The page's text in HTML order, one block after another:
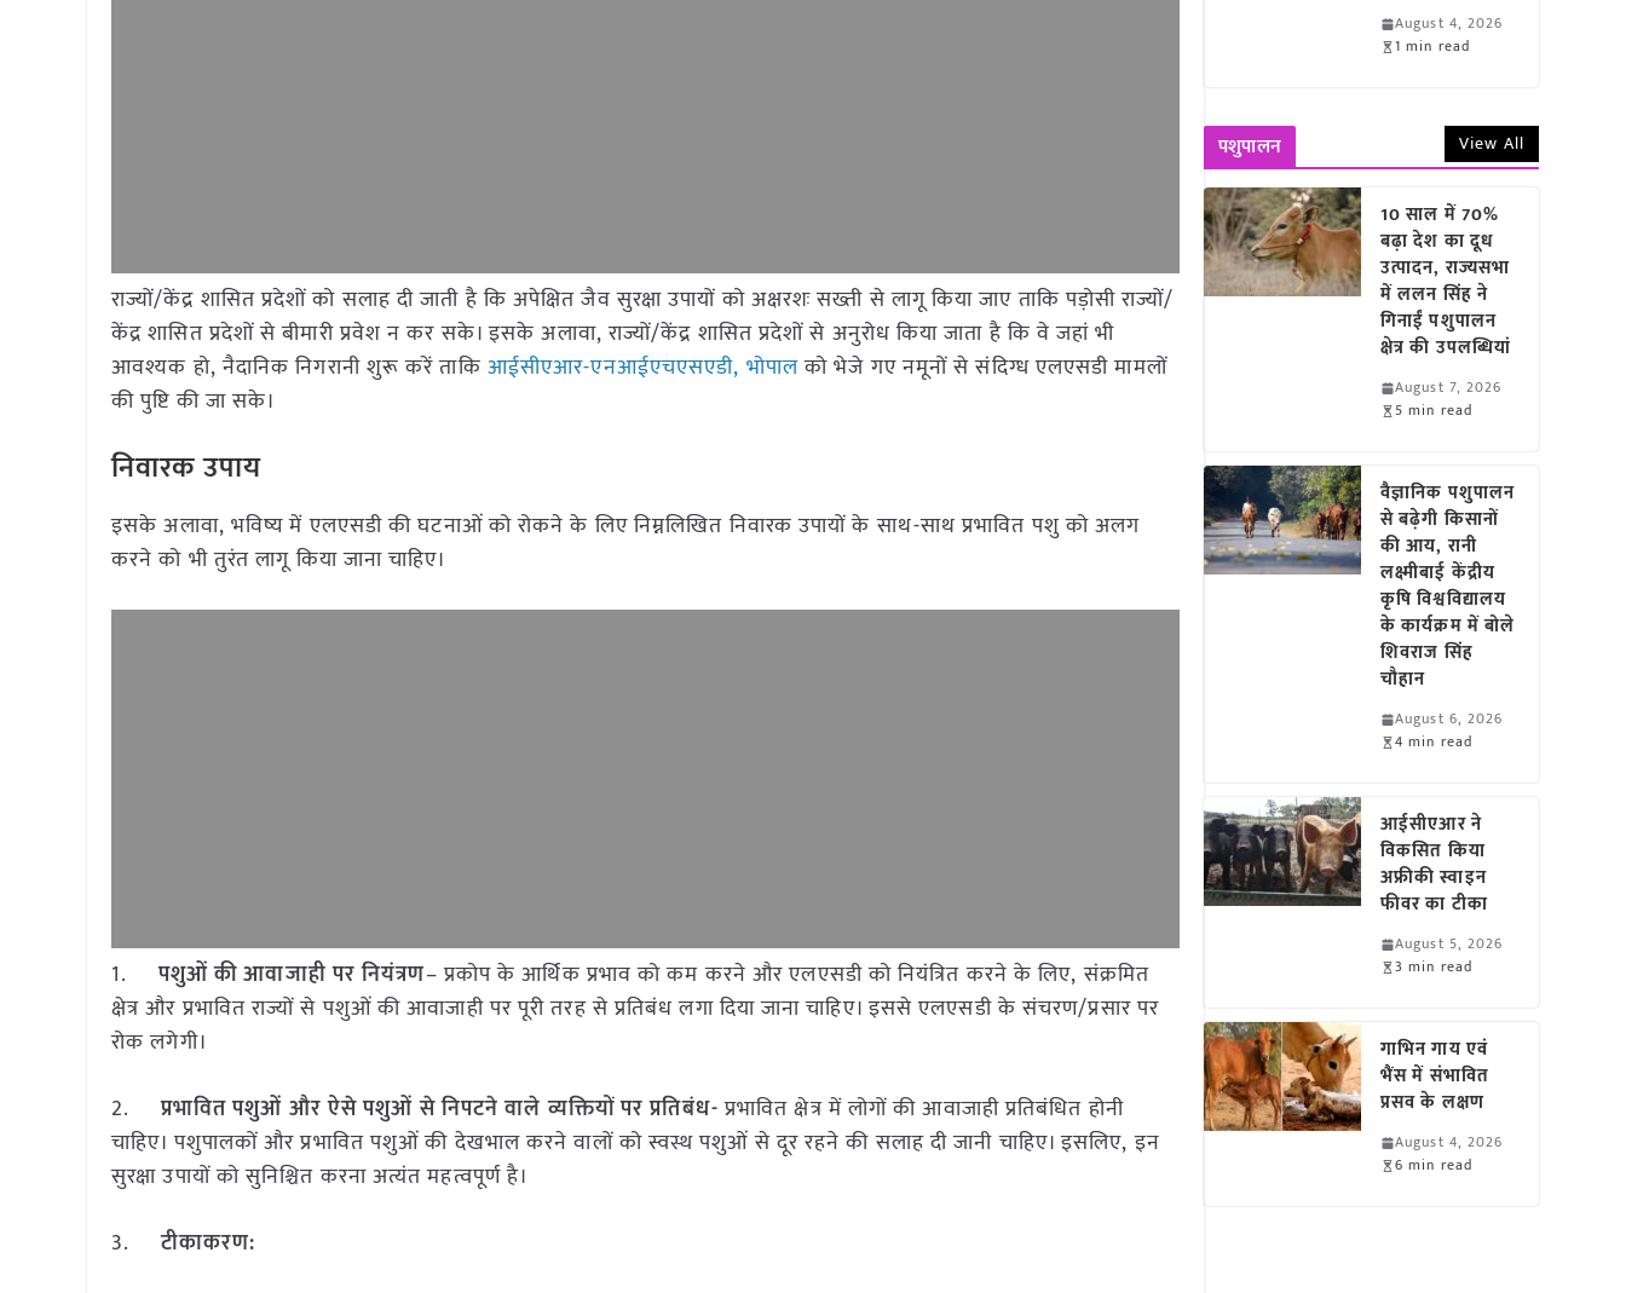
राज्यों/केंद्र शासित प्रदेशों को सलाह दी जाती है कि अपेक्षित जैव सुरक्षा उपायों को अक्षरशः सख्ती से लागू किया जाए ताकि पड़ोसी राज्यों/
केंद्र शासित प्रदेशों से बीमारी प्रवेश न कर सके। इसके अलावा, राज्यों/केंद्र शासित प्रदेशों से अनुरोध किया जाता है कि वे जहां भी
आवश्यक हो, नैदानिक निगरानी शुरू करें ताकि आईसीएआर-एनआईएचएसएडी, भोपालको भेजे गए नमूनों से संदिग्ध एलएसडी मामलों
की पुष्टि की जा सके।
निवारक उपाय
इसके अलावा, भविष्य में एलएसडी की घटनाओं को रोकने के लिए निम्नलिखित निवारक उपायों के साथ-साथ प्रभावित पशु को अलग
करने को भी तुरंत लागू किया जाना चाहिए।
1.पशुओं की आवाजाही पर नियंत्रण– प्रकोप के आर्थिक प्रभाव को कम करने और एलएसडी को नियंत्रित करने के लिए, संक्रमित
क्षेत्र और प्रभावित राज्यों से पशुओं की आवाजाही पर पूरी तरह से प्रतिबंध लगा दिया जाना चाहिए। इससे एलएसडी के संचरण/प्रसार पर
रोक लगेगी।
2.प्रभावित पशुओं और ऐसे पशुओं से निपटने वाले व्यक्तियों पर प्रतिबंध-प्रभावित क्षेत्र में लोगों की आवाजाही प्रतिबंधित होनी
चाहिए। पशुपालकों और प्रभावित पशुओं की देखभाल करने वालों को स्वस्थ पशुओं से दूर रहने की सलाह दी जानी चाहिए। इसलिए, इन
सुरक्षा उपायों को सुनिश्चित करना अत्यंत महत्वपूर्ण है।
3.टीकाकरण:
August 4, 2026
1 min read
पशुपालन View All
10 साल में 70%
बढ़ा देश का दूध
उत्पादन, राज्यसभा
में ललन सिंह ने
गिनाईं पशुपालन
क्षेत्र की उपलब्धियां
August 7, 2026
5 min read
वैज्ञानिक पशुपालन
से बढ़ेगी किसानों
की आय, रानी
लक्ष्मीबाई केंद्रीय
कृषि विश्वविद्यालय
के कार्यक्रम में बोले
शिवराज सिंह
चौहान
August 6, 2026
4 min read
आईसीएआर ने
विकसित किया
अफ्रीकी स्वाइन
फीवर का टीका
August 5, 2026
3 min read
गाभिन गाय एवं
भैंस में संभावित
प्रसव के लक्षण
August 4, 2026
6 min read